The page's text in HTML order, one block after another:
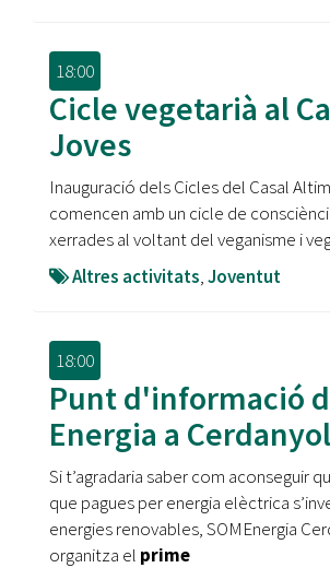
18:00
Cicle vegetarià al
Joves
Inauguració dels Cicles del Casal
comencen amb un cicle de
xerrades al voltant del veganisme i
Altres activitats,Joventut
18:00
Punt d'informació
Energia a
Si t’agradaria saber com aconseguir
que pagues per energia elèctrica
energies renovables, SOMEnergia
organitza el prime